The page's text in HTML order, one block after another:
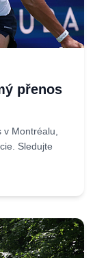
přenos
Montréalu,
Sledujte